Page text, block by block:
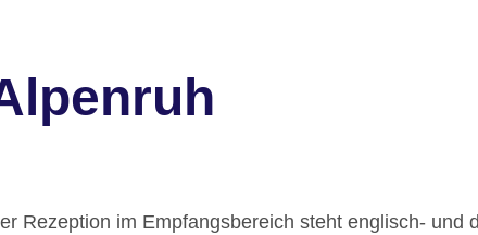
Rezeption im Empfangsbereich steht englisch- und